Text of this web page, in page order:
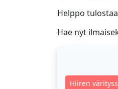
Helppo
Hae nyt
Hiiren